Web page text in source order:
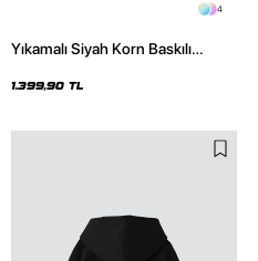
4
Yıkamalı Siyah Korn Baskılı
1.399,90 TL